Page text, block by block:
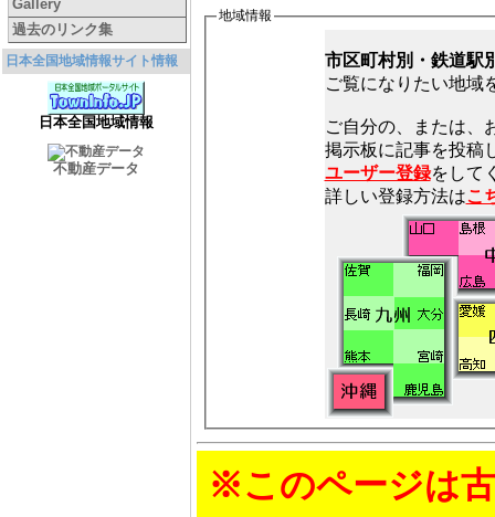
Gallery
過去のリンク集
日本全国地域情報サイト情報
日本全国地域情報
不動産データ
地域情報
市区町村別・鉄道駅
ご覧になりたい地域
ご自分の、または、
ユーザー登録をして
詳しい登録方法はこ
※このページは